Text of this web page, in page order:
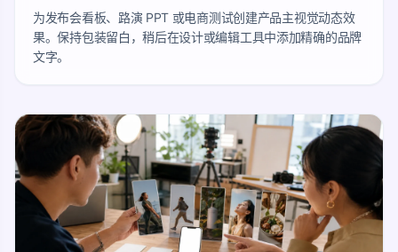
为发布会看板、路演 PPT 或电商测试创建产品主视觉动态效
果。保持包装留白，稍后在设计或编辑工具中添加精确的品牌
文字。